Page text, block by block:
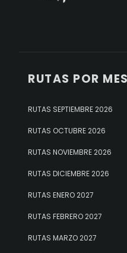
RUTAS POR
RUTAS SEPTIEMBRE 2026
RUTAS OCTUBRE 2026
RUTAS NOVIEMBRE 2026
RUTAS DICIEMBRE 2026
RUTAS ENERO 2027
RUTAS FEBRERO 2027
RUTAS MARZO 2027